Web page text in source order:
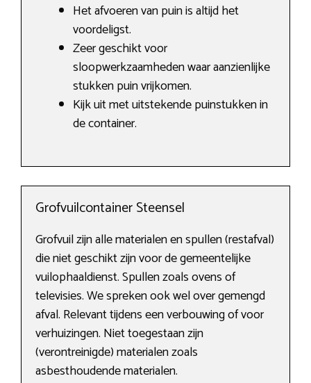
Het afvoeren van puin is altijd het
voordeligst.
Zeer geschikt voor
sloopwerkzaamheden waar aanzienlijke
stukken puin vrijkomen.
Kijk uit met uitstekende puinstukken in
de container.
Grofvuilcontainer Steensel
Grofvuil zijn alle materialen en spullen (restafval)
die niet geschikt zijn voor de gemeentelijke
vuilophaaldienst. Spullen zoals ovens of
televisies. We spreken ook wel over gemengd
afval. Relevant tijdens een verbouwing of voor
verhuizingen. Niet toegestaan zijn
(verontreinigde) materialen zoals
asbesthoudende materialen.